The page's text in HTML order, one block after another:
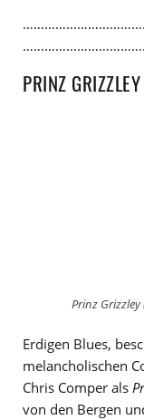
PRINZ
Prinz Grizzley
Erdigen Blues,
melancholischen
Chris Comper als
von den Bergen